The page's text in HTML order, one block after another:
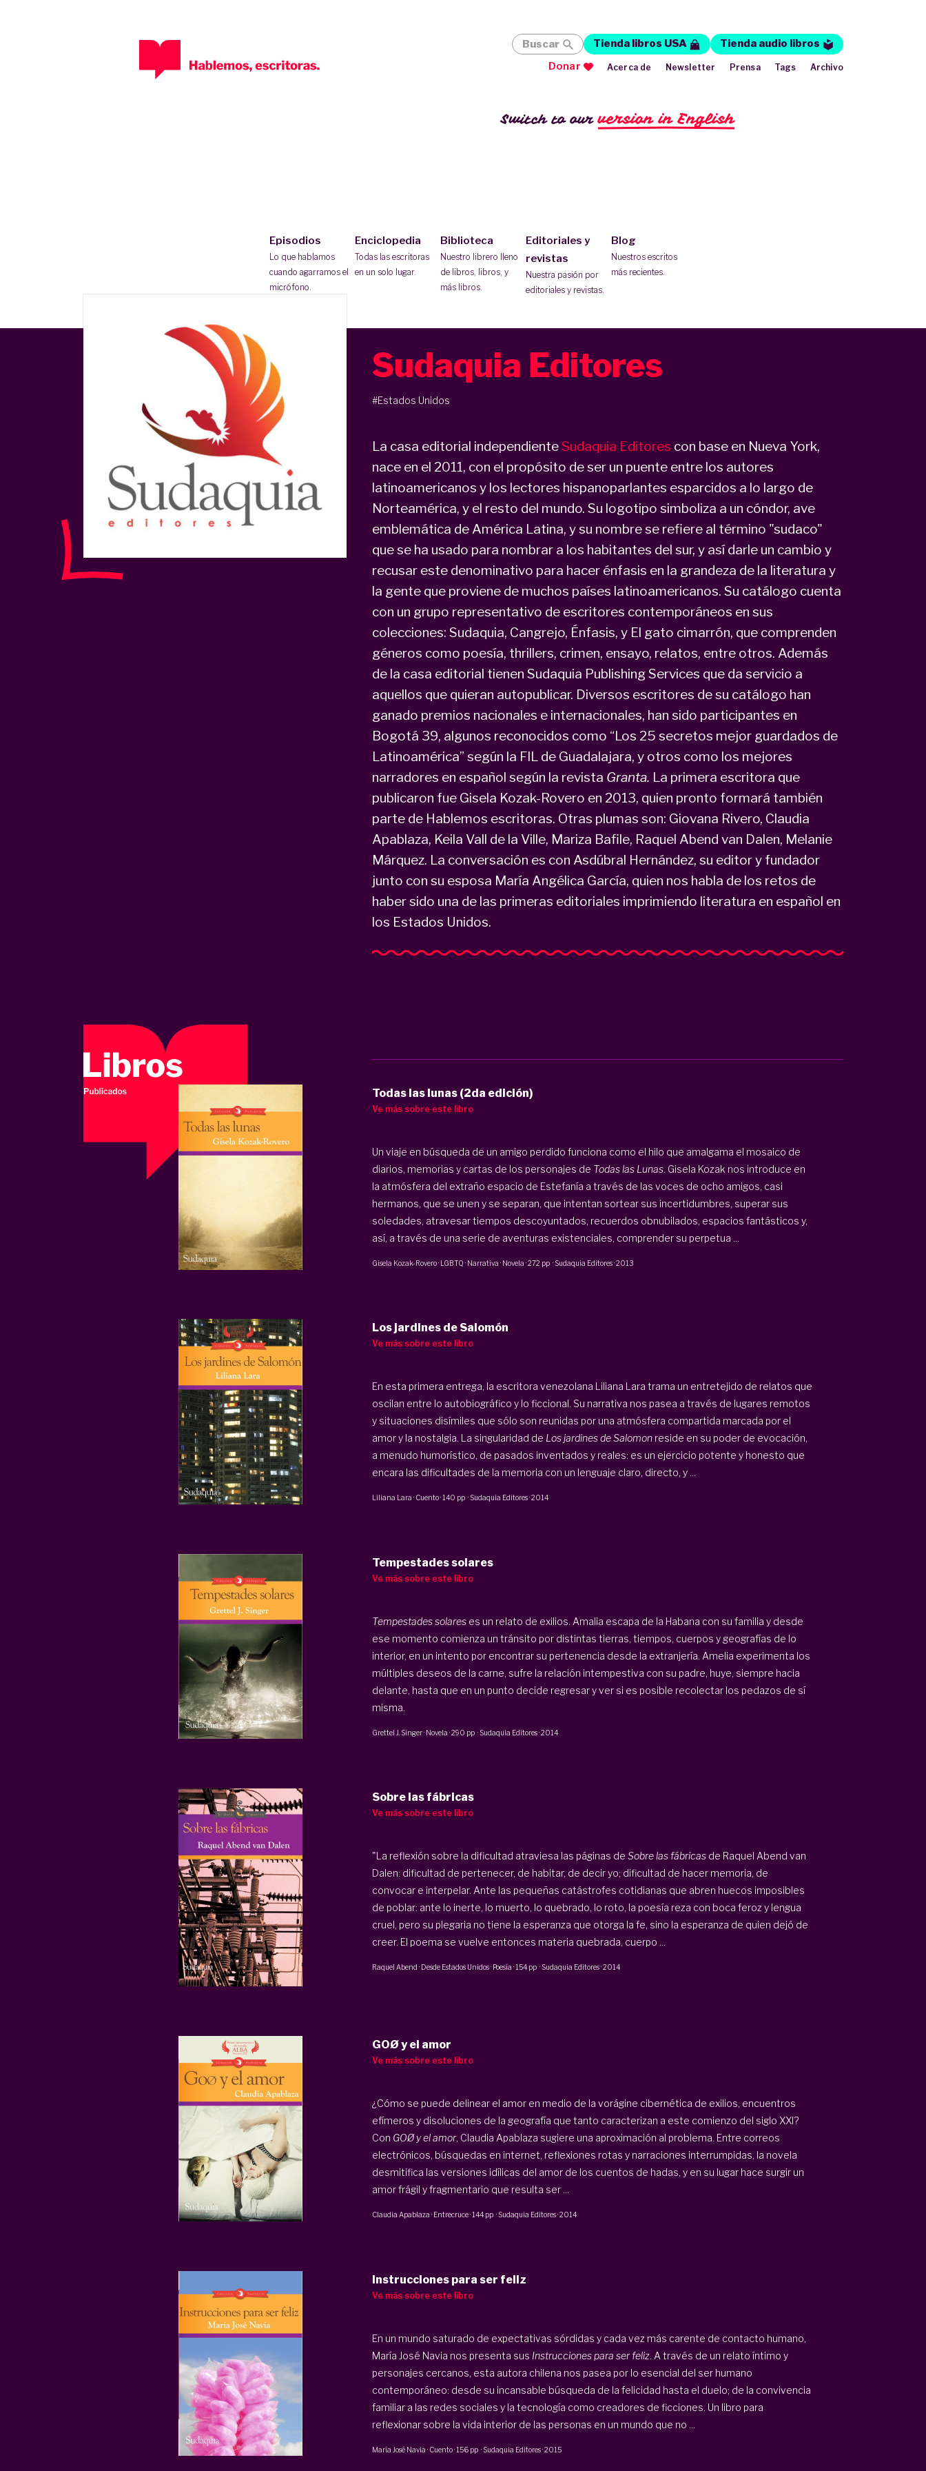
Switch to ourversion in English
Episodios
Lo que hablamos
cuando agarramos el
micrófono.
Enciclopedia
Todas las escritoras
en un solo lugar.
Biblioteca
Nuestro librero lleno
de libros, libros, y
más libros.
Editoriales y
revistas
Nuestra pasión por
editoriales y revistas.
Blog
Nuestros escritos
más recientes.
Buscar Tienda libros USA
Tienda audio libros
Donar
Acerca de Newsletter Prensa Tags Archivo
Sudaquia Editores
#Estados Unidos
La casa editorial independienteSudaquia Editores con base en Nueva York,
nace en el 2011, con el propósito de ser un puente entre los autores
latinoamericanos y los lectores hispanoparlantes esparcidos a lo largo de
Norteamérica, y el resto del mundo. Su logotipo simboliza a un cóndor, ave
emblemática de América Latina, y su nombre se refiere al término "sudaco"
que se ha usado para nombrar a los habitantes del sur, y así darle un cambio y
recusar este denominativo para hacer énfasis en la grandeza de la literatura y
la gente que proviene de muchos países latinoamericanos. Su catálogo cuenta
con un grupo representativo de escritores contemporáneos en sus
colecciones: Sudaquia, Cangrejo, Énfasis, y El gato cimarrón, que comprenden
géneros como poesía, thrillers, crimen, ensayo, relatos, entre otros. Además
de la casa editorial tienen Sudaquia Publishing Services que da servicio a
aquellos que quieran autopublicar. Diversos escritores de su catálogo han
ganado premios nacionales e internacionales, han sido participantes en
Bogotá 39, algunos reconocidos como “Los 25 secretos mejor guardados de
Latinoamérica” según la FIL de Guadalajara, y otros como los mejores
narradores en español según la revista Granta. La primera escritora que
publicaron fue Gisela Kozak-Rovero en 2013, quien pronto formará también
parte de Hablemos escritoras. Otras plumas son: Giovana Rivero, Claudia
Apablaza, Keila Vall de la Ville, Mariza Bafile, Raquel Abend van Dalen, Melanie
Márquez. La conversación es con Asdúbral Hernández, su editor y fundador
junto con su esposa María Angélica García, quien nos habla de los retos de
haber sido una de las primeras editoriales imprimiendo literatura en español en
los Estados Unidos.
Todas las lunas (2da edición)
Ve más sobre este libro
Un viaje en búsqueda de un amigo perdido funciona como el hilo que amalgama el mosaico de
diarios, memorias y cartas de los personajes de Todas las Lunas. Gisela Kozak nos introduce en
la atmósfera del extraño espacio de Estefanía a través de las voces de ocho amigos, casi
hermanos, que se unen y se separan, que intentan sortear sus incertidumbres, superar sus
soledades, atravesar tiempos descoyuntados, recuerdos obnubilados, espacios fantásticos y,
así, a través de una serie de aventuras existenciales, comprender su perpetua ...
Gisela Kozak-Rovero · LGBTQ · Narrativa · Novela ·272 pp·Sudaquia Editores ·2013
Los jardines de Salomón
Ve más sobre este libro
En esta primera entrega, la escritora venezolana Liliana Lara trama un entretejido de relatos que
oscilan entre lo autobiográfico y lo ficcional. Su narrativa nos pasea a través de lugares remotos
y situaciones disímiles que sólo son reunidas por una atmósfera compartida marcada por el
amor y la nostalgia. La singularidad de Los jardines de Salomonreside en su poder de evocación,
a menudo humorístico, de pasados inventados y reales: es un ejercicio potente y honesto que
encara las dificultades de la memoria con un lenguaje claro, directo, y ...
Liliana Lara · Cuento·140 pp·Sudaquia Editores ·2014
Tempestades solares
Ve más sobre este libro
Tempestades solareses un relato de exilios. Amalia escapa de la Habana con su familia y desde
ese momento comienza un tránsito por distintas tierras, tiempos, cuerpos y geografías de lo
interior, en un intento por encontrar su pertenencia desde la extranjería. Amelia experimenta los
múltiples deseos de la carne, sufre la relación intempestiva con su padre, huye, siempre hacia
delante, hasta que en un punto decide regresar y ver si es posible recolectar los pedazos de sí
misma.
Grettel J. Singer· Novela ·290 pp·Sudaquia Editores ·2014
Sobre las fábricas
Ve más sobre este libro
"La reflexión sobre la dificultad atraviesa las páginas de Sobre las fábricas de Raquel Abend van
Dalen: dificultad de pertenecer, de habitar, de decir yo; dificultad de hacer memoria, de
convocar e interpelar. Ante las pequeñas catástrofes cotidianas que abren huecos imposibles
de poblar: ante lo inerte, lo muerto, lo quebrado, lo roto, la poesía reza con boca feroz y lengua
cruel, pero su plegaria no tiene la esperanza que otorga la fe, sino la esperanza de quien dejó de
creer. El poema se vuelve entonces materia quebrada, cuerpo ...
Raquel Abend · Desde Estados Unidos · Poesía ·154 pp·Sudaquia Editores ·2014
GOØ y el amor
Ve más sobre este libro
¿Cómo se puede delinear el amor en medio de la vorágine cibernética de exilios, encuentros
efímeros y disoluciones de la geografía que tanto caracterizan a este comienzo del siglo XXI?
Con GOØ y el amor, Claudia Apablaza sugiere una aproximación al problema. Entre correos
electrónicos, búsquedas en internet, reflexiones rotas y narraciones interrumpidas, la novela
desmitifica las versiones idílicas del amor de los cuentos de hadas, y en su lugar hace surgir un
amor frágil y fragmentario que resulta ser ...
Claudia Apablaza · Entrecruce·144 pp·Sudaquia Editores ·2014
Instrucciones para ser feliz
Ve más sobre este libro
En un mundo saturado de expectativas sórdidas y cada vez más carente de contacto humano,
María José Navia nos presenta sus Instrucciones para ser feliz. A través de un relato íntimo y
personajes cercanos, esta autora chilena nos pasea por lo esencial del ser humano
contemporáneo: desde su incansable búsqueda de la felicidad hasta el duelo; de la convivencia
familiar a las redes sociales y la tecnología como creadores de ficciones. Un libro para
reflexionar sobre la vida interior de las personas en un mundo que no ...
María José Navia · Cuento·156 pp·Sudaquia Editores ·2015